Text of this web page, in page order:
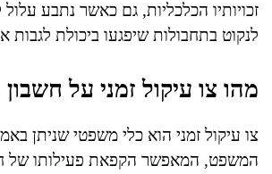
זכויותיו הכלכליות, גם כאשר נתבע
לנקוט בתחבולות שיפגעו ביכולת לגבות
מהו צו עיקול זמני על
צו עיקול זמני הוא כלי משפטי שניתן
המשפט, המאפשר הקפאת פעילותו של